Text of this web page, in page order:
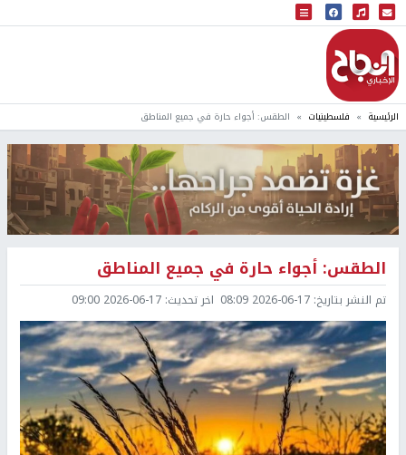
البث المباشر
إذاعة النجاح
الرئيسية فلسطينيات الطقس: أجواء حارة في جميع المناطق
الطقس: أجواء حارة في جميع المناطق
تم النشر بتاريخ: 2026-06-17 08:09 اخر تحديث: 2026-06-17 09:00